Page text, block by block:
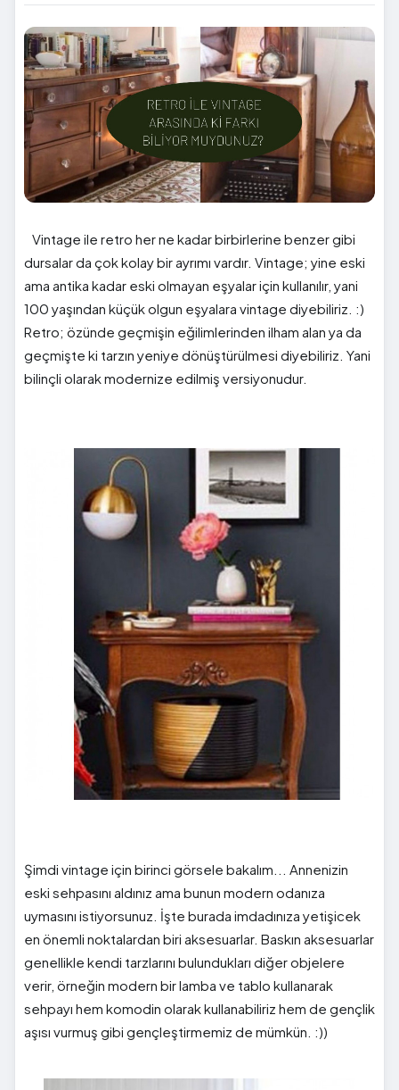
Vintage ile retro her ne kadar birbirlerine benzer gibi
dursalar da çok kolay bir ayrımı vardır. Vintage; yine eski
ama antika kadar eski olmayan eşyalar için kullanılır, yani
100 yaşından küçük olgun eşyalara vintage diyebiliriz. :)
Retro; özünde geçmişin eğilimlerinden ilham alan ya da
geçmişte ki tarzın yeniye dönüştürülmesi diyebiliriz. Yani
bilinçli olarak modernize edilmiş versiyonudur.
Şimdi vintage için birinci görsele bakalım... Annenizin
eski sehpasını aldınız ama bunun modern odanıza
uymasını istiyorsunuz. İşte burada imdadınıza yetişicek
en önemli noktalardan biri aksesuarlar. Baskın aksesuarlar
genellikle kendi tarzlarını bulundukları diğer objelere
verir, örneğin modern bir lamba ve tablo kullanarak
sehpayı hem komodin olarak kullanabiliriz hem de gençlik
aşısı vurmuş gibi gençleştirmemiz de mümkün. :))